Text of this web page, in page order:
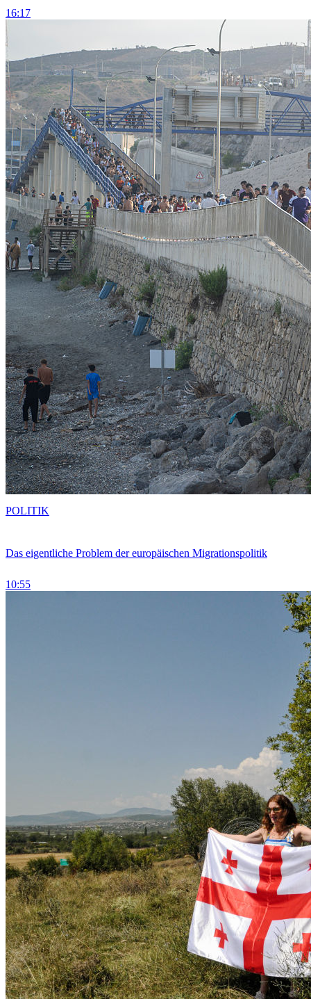
16:17
Das eigentliche Problem der europäischen Migrationspolitik
10:55
POLITIK